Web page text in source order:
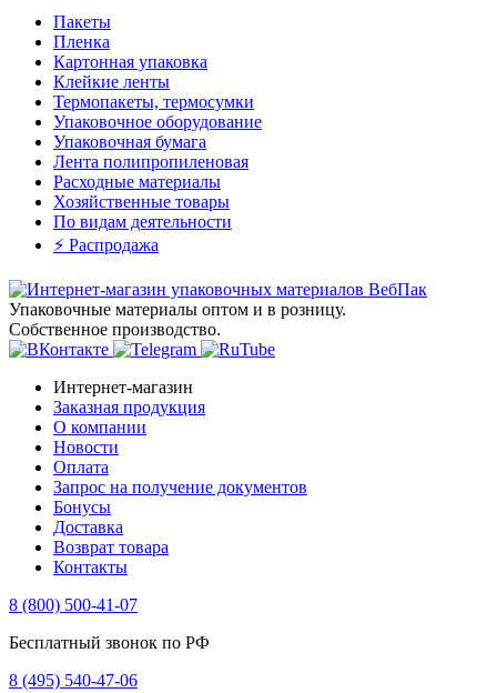
Пакеты
Пленка
Картонная упаковка
Клейкие ленты
Термопакеты, термосумки
Упаковочное оборудование
Упаковочная бумага
Лента полипропиленовая
Расходные материалы
Хозяйственные товары
По видам деятельности
⚡️ Распродажа
Упаковочные материалы оптом и в розницу.
Собственное производство.
Интернет-магазин
Заказная продукция
О компании
Новости
Оплата
Запрос на получение документов
Бонусы
Доставка
Возврат товара
Контакты
8 (800) 500-41-07
Бесплатный звонок по РФ
8 (495) 540-47-06